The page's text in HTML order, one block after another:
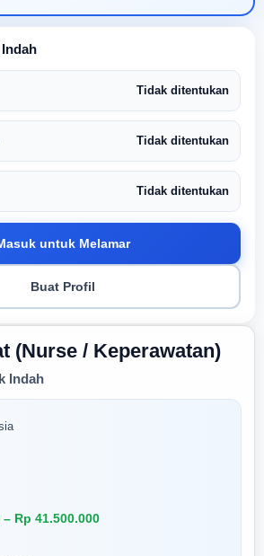
(Nurse / Keperawatan)
Indah
Rp 41.500.000
Tidak ditentukan
Tidak ditentukan
Tidak ditentukan
untuk Melamar
Buat Profil